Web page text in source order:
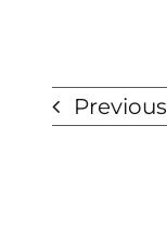
Previous